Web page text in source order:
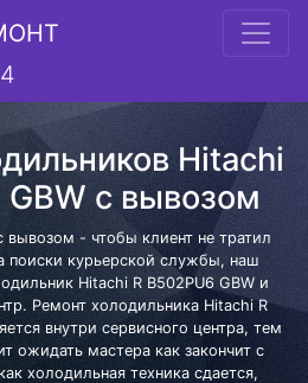
Hitachi
GBW с вывозом
вывозом - чтобы клиент не тратил
поиски курьерской службы, наш
Hitachi R B502PU6 GBW и
Ремонт холодильника Hitachi R
внутри сервисного центра, тем
ожидать мастера как закончит с
холодильная техника сдается,